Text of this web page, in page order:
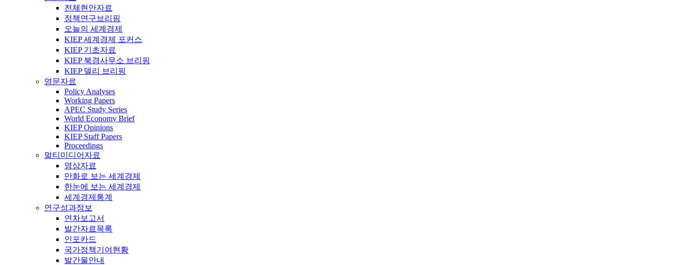
전체현안자료
정책연구브리핑
오늘의 세계경제
KIEP 세계경제 포커스
KIEP 기초자료
KIEP 북경사무소 브리핑
KIEP 델리 브리핑
영문자료
Policy Analyses
Working Papers
APEC Study Series
World Economy Brief
KIEP Opinions
KIEP Staff Papers
Proceedings
멀티미디어자료
영상자료
만화로 보는 세계경제
한눈에 보는 세계경제
세계경제통계
연구성과정보
연차보고서
발간자료목록
인포카드
국가정책기여현황
발간물안내